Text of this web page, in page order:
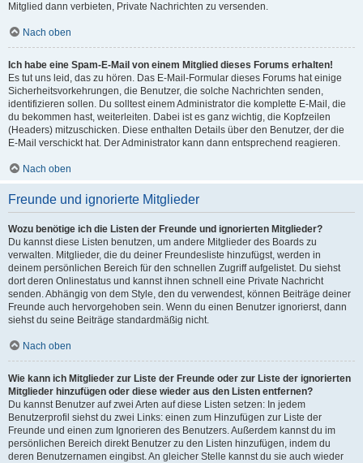
Mitglied dann verbieten, Private Nachrichten zu versenden.
Nach oben
Ich habe eine Spam-E-Mail von einem Mitglied dieses Forums erhalten!
Es tut uns leid, das zu hören. Das E-Mail-Formular dieses Forums hat einige
Sicherheitsvorkehrungen, die Benutzer, die solche Nachrichten senden,
identifizieren sollen. Du solltest einem Administrator die komplette E-Mail, die
du bekommen hast, weiterleiten. Dabei ist es ganz wichtig, die Kopfzeilen
(Headers) mitzuschicken. Diese enthalten Details über den Benutzer, der die
E-Mail verschickt hat. Der Administrator kann dann entsprechend reagieren.
Nach oben
Freunde und ignorierte Mitglieder
Wozu benötige ich die Listen der Freunde und ignorierten Mitglieder?
Du kannst diese Listen benutzen, um andere Mitglieder des Boards zu
verwalten. Mitglieder, die du deiner Freundesliste hinzufügst, werden in
deinem persönlichen Bereich für den schnellen Zugriff aufgelistet. Du siehst
dort deren Onlinestatus und kannst ihnen schnell eine Private Nachricht
senden. Abhängig von dem Style, den du verwendest, können Beiträge deiner
Freunde auch hervorgehoben sein. Wenn du einen Benutzer ignorierst, dann
siehst du seine Beiträge standardmäßig nicht.
Nach oben
Wie kann ich Mitglieder zur Liste der Freunde oder zur Liste der ignorierten
Mitglieder hinzufügen oder diese wieder aus den Listen entfernen?
Du kannst Benutzer auf zwei Arten auf diese Listen setzen: In jedem
Benutzerprofil siehst du zwei Links: einen zum Hinzufügen zur Liste der
Freunde und einen zum Ignorieren des Benutzers. Außerdem kannst du im
persönlichen Bereich direkt Benutzer zu den Listen hinzufügen, indem du
deren Benutzernamen eingibst. An gleicher Stelle kannst du sie auch wieder